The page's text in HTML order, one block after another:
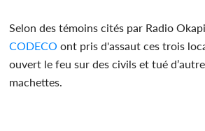
Selon des témoins cités par Radio
CODECO ont pris d'assaut ces trois
ouvert le feu sur des civils et tué
machettes.